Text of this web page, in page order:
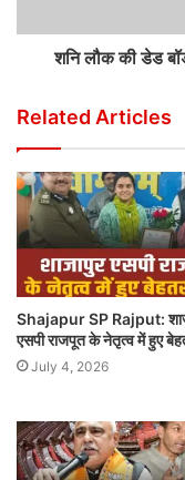
शनि लौक की डेड
Related Articles
Shajapur SP Rajput:
एसपी राजपूत के नेतृत्व में हुए
July 4, 2026